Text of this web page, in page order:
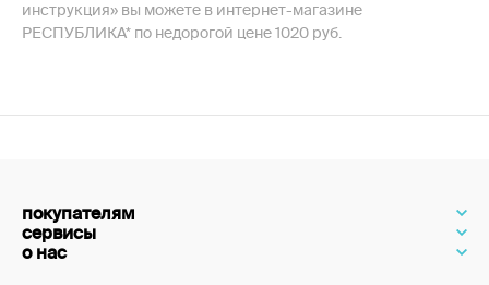
инструкция» вы можете в интернет-магазине
РЕСПУБЛИКА* по недорогой цене 1020 руб.
покупателям
сервисы
о нас